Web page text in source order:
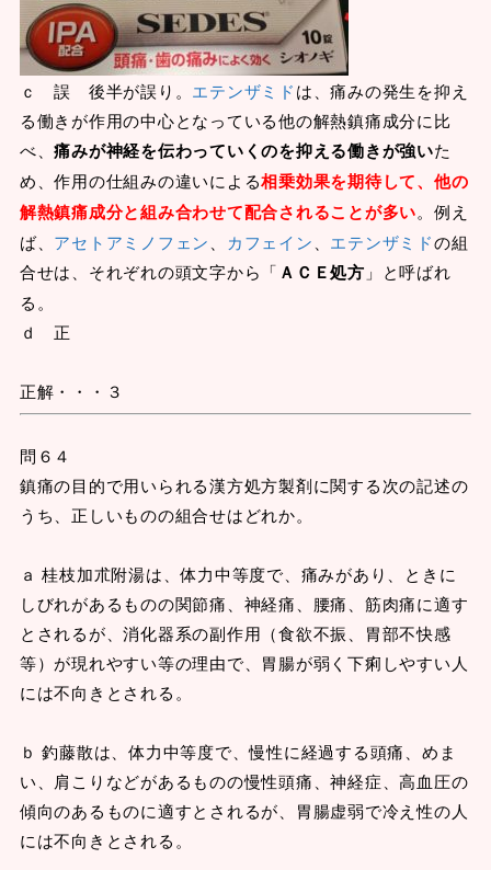
ｃ 誤 後半が誤り。 エテンザミドは、痛みの発生を抑え
る働きが作用の中心となっている他の解熱鎮痛成分に比
べ、痛みが神経を伝わっていくのを抑える働きが強いた
め、作用の仕組みの違いによる相乗効果を期待して、他の
解熱鎮痛成分と組み合わせて配合されることが多い。例え
ば、 アセトアミノフェン カフェイン エテンザミドの組
合せは、それぞれの頭文字から「 ＡＣＥ処方 」と呼ばれ
る。
ｄ 正
正解・・・３
問６４
鎮痛の目的で用いられる漢方処方製剤に関する次の記述の
うち、正しいものの組合せはどれか。
ａ 桂枝加朮附湯は、体力中等度で、痛みがあり、ときに
しびれがあるものの関節痛、神経痛、腰痛、筋肉痛に適す
とされるが、消化器系の副作用（食欲不振、胃部不快感
等）が現れやすい等の理由で、胃腸が弱く下痢しやすい人
には不向きとされる。
ｂ 釣藤散は、体力中等度で、慢性に経過する頭痛、めま
い、肩こりなどがあるものの慢性頭痛、神経症、高血圧の
傾向のあるものに適すとされるが、胃腸虚弱で冷え性の人
には不向きとされる。